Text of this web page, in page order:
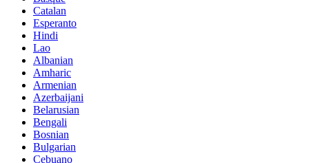
Catalan
Esperanto
Hindi
Lao
Albanian
Amharic
Armenian
Azerbaijani
Belarusian
Bengali
Bosnian
Bulgarian
Cebuano